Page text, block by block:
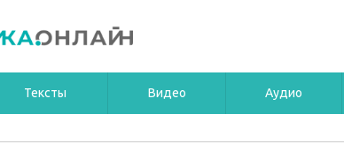
Тексты Видео Аудио